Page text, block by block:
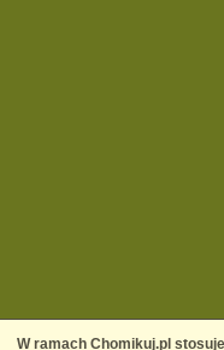
W ramach Chomikuj.pl